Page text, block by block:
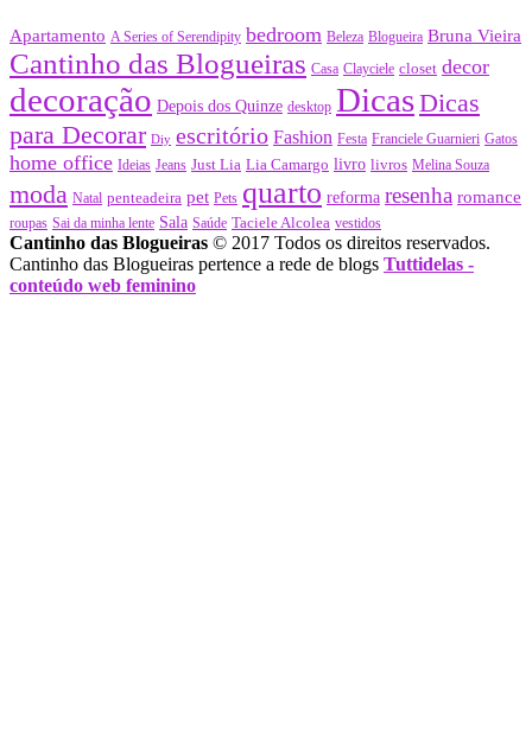
Apartamento A Series of Serendipity bedroom Beleza Blogueira Bruna Vieira
Cantinho das Blogueiras Casa Clayciele closet decor
decoração Depois dos Quinze desktop DicasDicas
para Decorar Diy escritório Fashion Festa Franciele Guarnieri Gatos
home office Ideias Jeans Just Lia Lia Camargo livro livros Melina Souza
moda Natal penteadeira pet Pets quarto reforma resenha romance
roupas Sai da minha lente Sala Saúde Taciele Alcolea vestidos
Cantinho das Blogueiras © 2017 Todos os direitos reservados.
Cantinho das Blogueiras pertence a rede de blogs Tuttidelas -
conteúdo web feminino